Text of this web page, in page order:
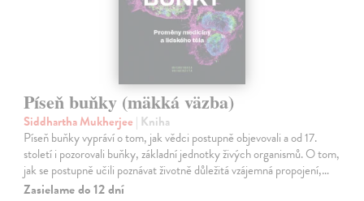
Píseň buňky (mäkká väzba)
Siddhartha Mukherjee | Kniha
Píseň buňky vypráví o tom, jak vědci postupně objevovali a od 17.
století i pozorovali buňky, základní jednotky živých organismů. O tom,
jak se postupně učili poznávat životně důležitá vzájemná propojení,…
Zasielame do 12 dní